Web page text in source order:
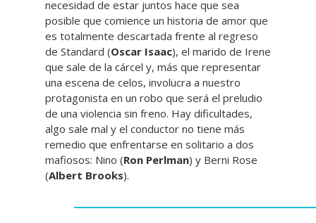
necesidad de estar juntos hace que sea
posible que comience un historia de amor que
es totalmente descartada frente al regreso
de Standard (Oscar Isaac), el marido de Irene
que sale de la cárcel y, más que representar
una escena de celos, involucra a nuestro
protagonista en un robo que será el preludio
de una violencia sin freno. Hay dificultades,
algo sale mal y el conductor no tiene más
remedio que enfrentarse en solitario a dos
mafiosos: Nino (Ron Perlman) y Berni Rose
(Albert Brooks).